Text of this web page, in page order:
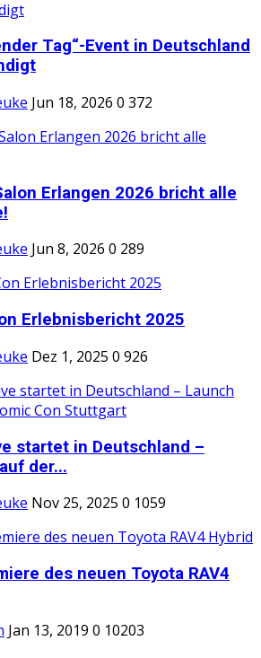
Tag“-Event in Deutschland
Jun 18, 2026 0 372
Erlangen 2026 bricht alle
Jun 8, 2026 0 289
Erlebnisbericht 2025
Dez 1, 2025 0 926
startet in Deutschland –
der...
Nov 25, 2025 0 1059
des neuen Toyota RAV4
Jan 13, 2019 0 10203